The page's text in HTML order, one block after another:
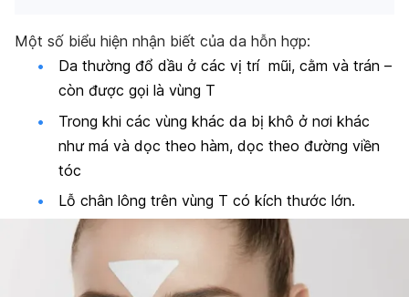
Một số biểu hiện nhận biết của da hỗn hợp:
Da thường đổ dầu ở các vị trí mũi, cằm và trán –
còn được gọi là vùng T
Trong khi các vùng khác da bị khô ở nơi khác
như má và dọc theo hàm, dọc theo đường viền
tóc
Lỗ chân lông trên vùng T có kích thước lớn.